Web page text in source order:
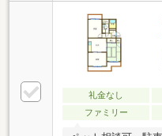
礼金なし
ファミリー